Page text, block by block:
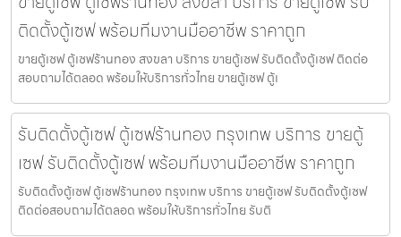
ติดตั้งตู้เซฟ พร้อมทีมงานมืออาชีพ ราคาถูก
ขายตู้เซฟ ตู้เซฟร้านทอง สงขลา บริการ ขายตู้เซฟ รับติดตั้งตู้เซฟ ติดต่อ
สอบถามได้ตลอด พร้อมให้บริการทั่วไทย ขายตู้เซฟ ตู้เ
รับติดตั้งตู้เซฟ ตู้เซฟร้านทอง กรุงเทพ บริการ ขายตู้
เซฟ รับติดตั้งตู้เซฟ พร้อมทีมงานมืออาชีพ ราคาถูก
รับติดตั้งตู้เซฟ ตู้เซฟร้านทอง กรุงเทพ บริการ ขายตู้เซฟ รับติดตั้งตู้เซฟ
ติดต่อสอบถามได้ตลอด พร้อมให้บริการทั่วไทย รับติ